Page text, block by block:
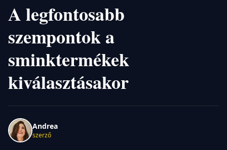
A legfontosabb
szempontok a
sminktermékek
kiválasztásakor
Andrea
szerző